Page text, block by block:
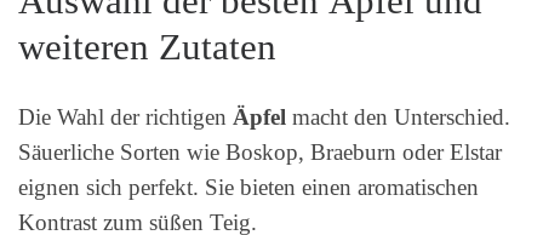
weiteren Zutaten
Die Wahl der richtigen Äpfel macht den Unterschied.
Säuerliche Sorten wie Boskop, Braeburn oder Elstar
eignen sich perfekt. Sie bieten einen aromatischen
Kontrast zum süßen Teig.